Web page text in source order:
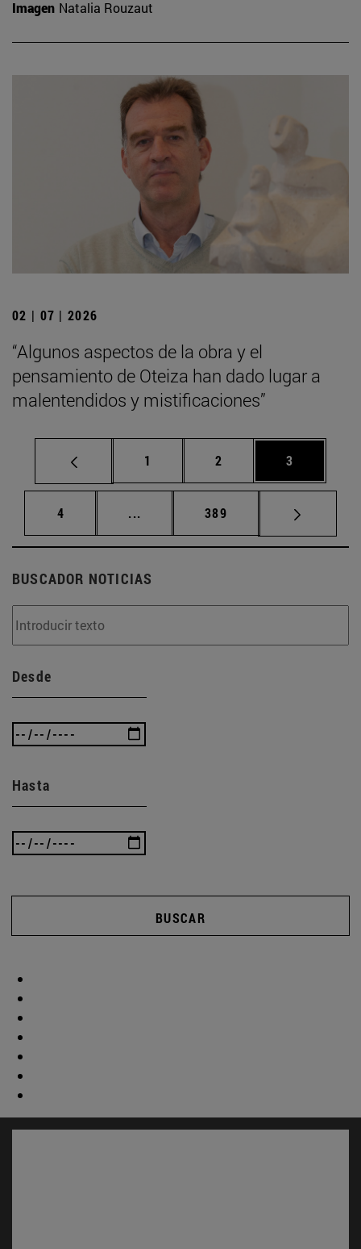
Imagen Natalia Rouzaut
02 | 07 | 2026
“Algunos aspectos de la obra y el
pensamiento de Oteiza han dado lugar a
malentendidos y mistificaciones”
Página
1 Página
2 Página
3
Página
4 ... Páginas intermedias Use TAB para
Página
389
BUSCADOR NOTICIAS
Desde
Hasta
BUSCAR